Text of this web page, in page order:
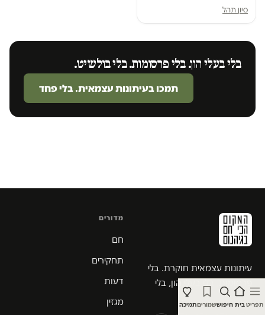
תפריטבית חיפוששמוריםתמיכה
סיון תהל
בלי בעלי הון. בלי פרסומות. בלי בולשיט.
תמכו בעיתונות עצמאית. בלי פחד
עיתונות עצמאית חוקרת. בלי
פרסומות, בלי בעלי הון, בלי
צנזורה, בלי פשרות.
מדורים
חם
תחקירים
דעות
מגזין